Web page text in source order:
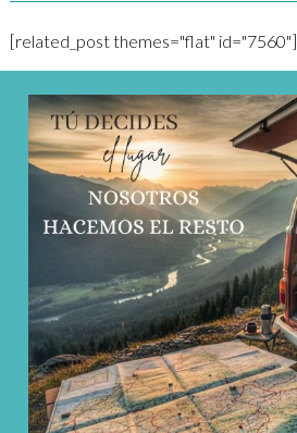
[related_post themes="flat" id="7560"]